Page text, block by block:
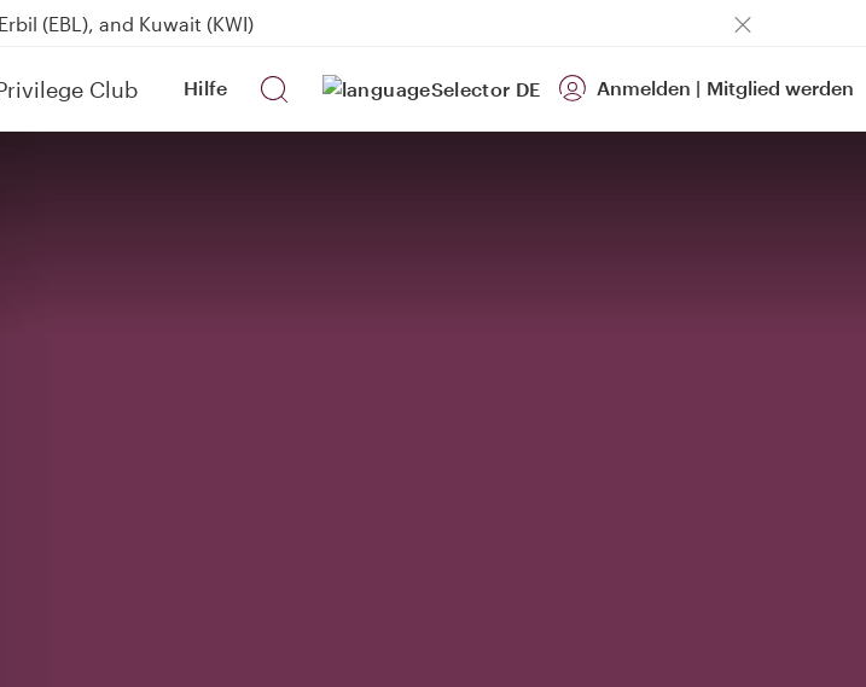
Club Hilfe DE Anmelden | Mitglied werden